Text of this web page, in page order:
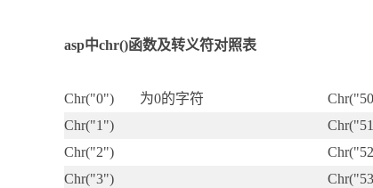
asp中chr()函数及转义符对照表
Chr("0") 为0的字符
Chr("1")
Chr("2")
Chr("3")